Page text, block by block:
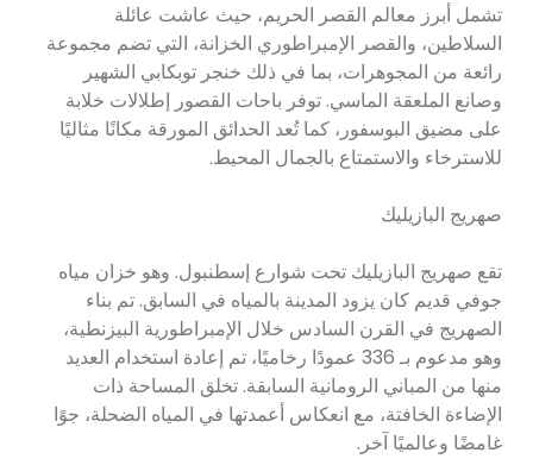
تشمل أبرز معالم القصر الحريم، حيث عاشت عائلة
السلاطين، والقصر الإمبراطوري الخزانة، التي تضم مجموعة
رائعة من المجوهرات، بما في ذلك خنجر توبكابي الشهير
وصانع الملعقة الماسي. توفر باحات القصور إطلالات خلابة
على مضيق البوسفور، كما تُعد الحدائق المورقة مكانًا مثاليًا
للاسترخاء والاستمتاع بالجمال المحيط.
صهريج البازيليك
تقع صهريج البازيليك تحت شوارع إسطنبول. وهو خزان مياه
جوفي قديم كان يزود المدينة بالمياه في السابق. تم بناء
الصهريج في القرن السادس خلال الإمبراطورية البيزنطية،
وهو مدعوم بـ 336 عمودًا رخاميًا، تم إعادة استخدام العديد
منها من المباني الرومانية السابقة. تخلق المساحة ذات
الإضاءة الخافتة، مع انعكاس أعمدتها في المياه الضحلة، جوًا
غامضًا وعالميًا آخر.